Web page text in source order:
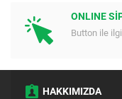
ONLINE
Button ile
HAKKIMIZDA